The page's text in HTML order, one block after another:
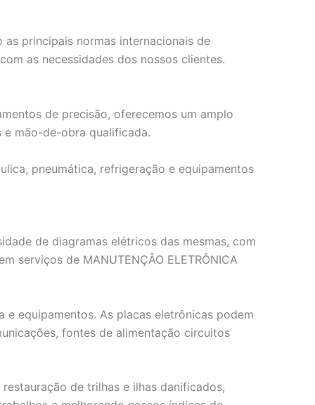
principais normas internacionais de
as necessidades dos nossos clientes.
de precisão, oferecemos um amplo
e mão-de-obra qualificada.
pneumática, refrigeração e equipamentos
de diagramas elétricos das mesmas, com
serviços de MANUTENÇĀO ELETRÔNICA
equipamentos. As placas eletrônicas podem
fontes de alimentação circuitos
de trilhas e ilhas danificados,